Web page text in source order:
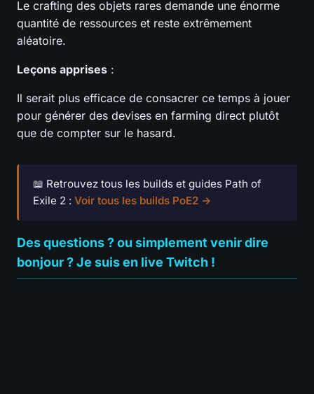
Le crafting des objets rares demande une énorme
quantité de ressources et reste extrêmement
aléatoire.
Leçons apprises :
Il serait plus efficace de consacrer ce temps à jouer
pour générer des devises en farming direct plutôt
que de compter sur le hasard.
📖 Retrouvez tous les builds et guides Path of
Exile 2 : Voir tous les builds PoE2 →
Des questions ? ou simplement venir dire
bonjour ? Je suis en live Twitch !